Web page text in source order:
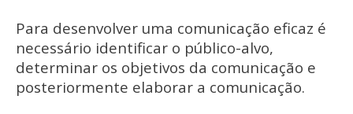
Para desenvolver uma comunicação eficaz é
necessário identificar o público-alvo,
determinar os objetivos da comunicação e
posteriormente elaborar a comunicação.